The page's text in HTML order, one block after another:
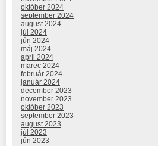
október 2024
september 2024
august 2024
júl 2024
jún 2024
máj 2024
apríl 2024
marec 2024
február 2024
január 2024
december 2023
november 2023
október 2023
september 2023
august 2023
júl 2023
jún 2023